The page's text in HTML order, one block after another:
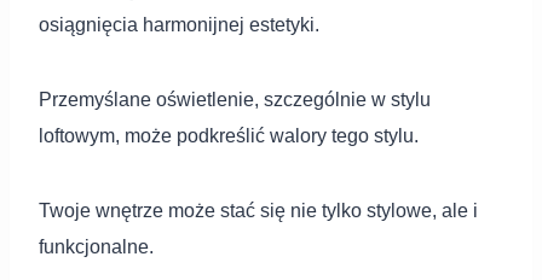
osiągnięcia harmonijnej estetyki.
Przemyślane oświetlenie, szczególnie w stylu
loftowym, może podkreślić walory tego stylu.
Twoje wnętrze może stać się nie tylko stylowe, ale i
funkcjonalne.